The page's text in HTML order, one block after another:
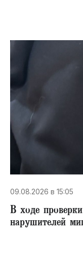
09.08.2026 в 15:05
В ходе
нарушителей